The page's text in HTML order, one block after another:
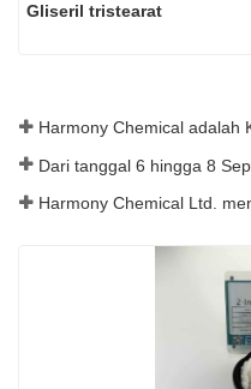
Gliseril tristearat